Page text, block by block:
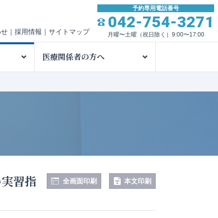
採用情報 サイトマップ
予約専用電話番号
042-754-3271
月曜〜土曜（祝日除く）9:00〜17:00
医療関係者の方へ
全画面印刷 本文印刷
習指